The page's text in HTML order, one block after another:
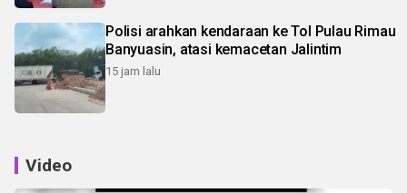
Polisi arahkan kendaraan ke Tol Pulau Rimau
Banyuasin, atasi kemacetan Jalintim
15 jam lalu
Video